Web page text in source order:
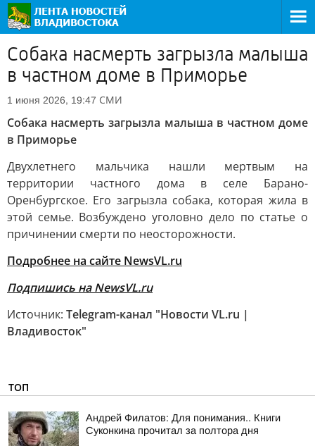
Собака насмерть загрызла малыша
в частном доме в Приморье
1 июня 2026, 19:47 СМИ
Собака насмерть загрызла малыша в частном доме
в Приморье
Двухлетнего мальчика нашли мертвым на
территории частного дома в селе Барано-
Оренбургское. Его загрызла собака, которая жила в
этой семье. Возбуждено уголовно дело по статье о
причинении смерти по неосторожности.
Подробнее на сайте NewsVL.ru
Подпишись на NewsVL.ru
Источник: Telegram-канал "Новости VL.ru |
Владивосток"
ТОП
Андрей Филатов: Для понимания.. Книги
Суконкина прочитал за полтора дня